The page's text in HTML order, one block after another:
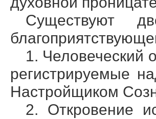
Существуют
1. Человеческий
регистрируемые
Настройщиком
2. Откровение